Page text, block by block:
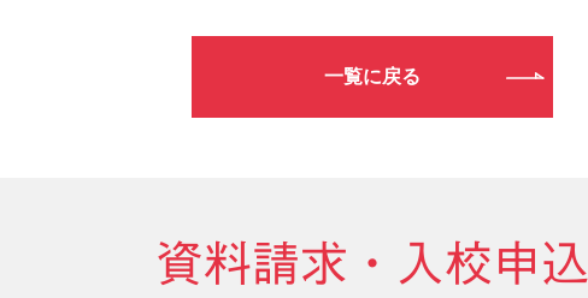
一覧に戻る
資料請求・入校申込